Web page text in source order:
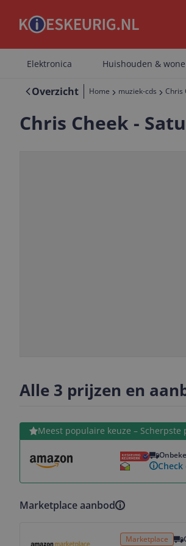
Elektronica Huishouden &
Overzicht Home muziek-cds Chris
Chris Cheek -
Alle 3 prijzen en
Meest populaire keuze – Scherpste
Bekijk product
Marketplace aanbod
Marketplace